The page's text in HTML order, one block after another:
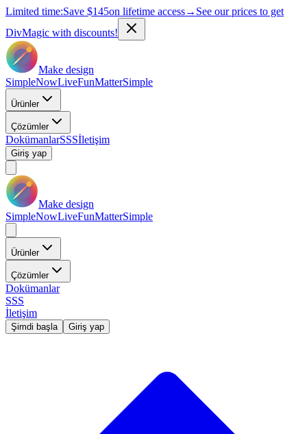
Limited time:Save $145on lifetime access→ See our prices to get
DivMagic with discounts!
Make design
SimpleNowLiveFunMatterSimple
Ürünler
Çözümler
DokümanlarSSSİletişim
Giriş yap
Make design
SimpleNowLiveFunMatterSimple
Ürünler
Çözümler
Dokümanlar
SSS
İletişim
Şimdi başla Giriş yap